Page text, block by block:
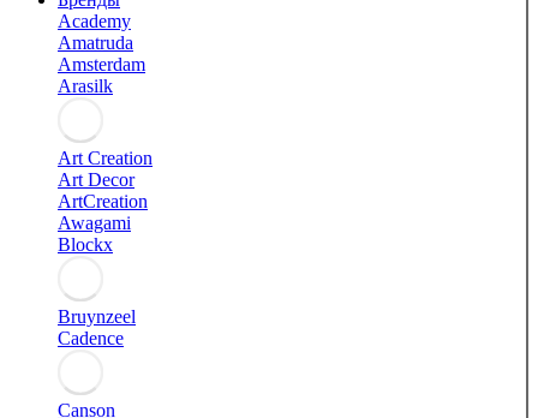
Academy
Amatruda
Amsterdam
Arasilk
Art Creation
Art Decor
ArtCreation
Awagami
Blockx
Bruynzeel
Cadence
Canson